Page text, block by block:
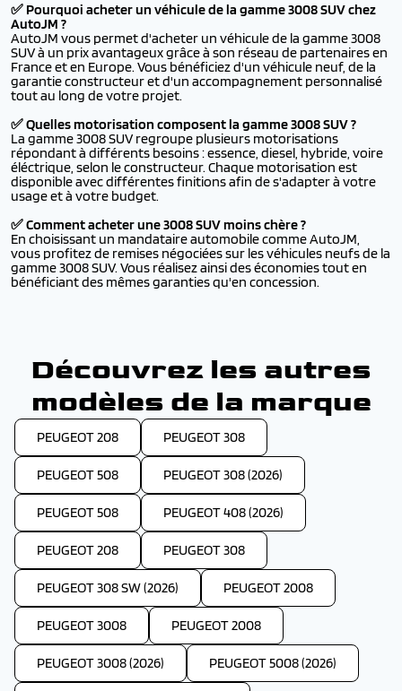
✅ Pourquoi acheter un véhicule de la gamme 3008 SUV chez
AutoJM ?
AutoJM vous permet d'acheter un véhicule de la gamme 3008
SUV à un prix avantageux grâce à son réseau de partenaires en
France et en Europe. Vous bénéficiez d'un véhicule neuf, de la
garantie constructeur et d'un accompagnement personnalisé
tout au long de votre projet.
✅ Quelles motorisation composent la gamme 3008 SUV ?
La gamme 3008 SUV regroupe plusieurs motorisations
répondant à différents besoins : essence, diesel, hybride, voire
éléctrique, selon le constructeur. Chaque motorisation est
disponible avec différentes finitions afin de s'adapter à votre
usage et à votre budget.
✅ Comment acheter une 3008 SUV moins chère ?
En choisissant un mandataire automobile comme AutoJM,
vous profitez de remises négociées sur les véhicules neufs de la
gamme 3008 SUV. Vous réalisez ainsi des économies tout en
bénéficiant des mêmes garanties qu'en concession.
Découvrez les autres
modèles de la marque
PEUGEOT 208 PEUGEOT 308
PEUGEOT 508 PEUGEOT 308 (2026)
PEUGEOT 508 PEUGEOT 408 (2026)
PEUGEOT 208 PEUGEOT 308
PEUGEOT 308 SW (2026) PEUGEOT 2008
PEUGEOT 3008 PEUGEOT 2008
PEUGEOT 3008 (2026) PEUGEOT 5008 (2026)